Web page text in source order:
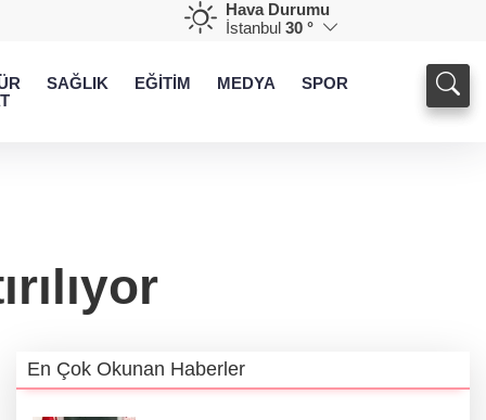
Hava Durumu
İstanbul 30 °
SAĞLIK EĞİTİM MEDYA SPOR
En Çok Okunan Haberler